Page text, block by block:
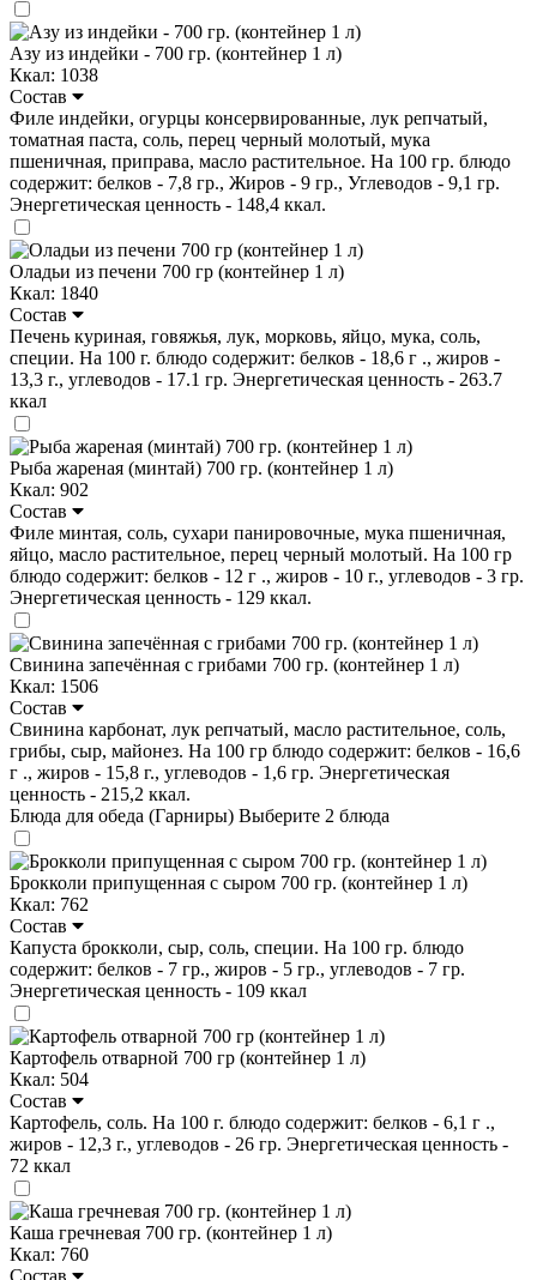
Азу из индейки - 700 гр. (контейнер 1 л)
Ккал: 1038
Состав
Филе индейки, огурцы консервированные, лук репчатый,
томатная паста, соль, перец черный молотый, мука
пшеничная, приправа, масло растительное. На 100 гр. блюдо
содержит: белков - 7,8 гр., Жиров - 9 гр., Углеводов - 9,1 гр.
Энергетическая ценность - 148,4 ккал.
Оладьи из печени 700 гр (контейнер 1 л)
Ккал: 1840
Состав
Печень куриная, говяжья, лук, морковь, яйцо, мука, соль,
специи. На 100 г. блюдо содержит: белков - 18,6 г ., жиров -
13,3 г., углеводов - 17.1 гр. Энергетическая ценность - 263.7
ккал
Рыба жареная (минтай) 700 гр. (контейнер 1 л)
Ккал: 902
Состав
Филе минтая, соль, сухари панировочные, мука пшеничная,
яйцо, масло растительное, перец черный молотый. На 100 гр
блюдо содержит: белков - 12 г ., жиров - 10 г., углеводов - 3 гр.
Энергетическая ценность - 129 ккал.
Свинина запечённая с грибами 700 гр. (контейнер 1 л)
Ккал: 1506
Состав
Свинина карбонат, лук репчатый, масло растительное, соль,
грибы, сыр, майонез. На 100 гр блюдо содержит: белков - 16,6
г ., жиров - 15,8 г., углеводов - 1,6 гр. Энергетическая
ценность - 215,2 ккал.
Блюда для обеда (Гарниры) Выберите 2 блюда
Брокколи припущенная с сыром 700 гр. (контейнер 1 л)
Ккал: 762
Состав
Капуста брокколи, сыр, соль, специи. На 100 гр. блюдо
содержит: белков - 7 гр., жиров - 5 гр., углеводов - 7 гр.
Энергетическая ценность - 109 ккал
Картофель отварной 700 гр (контейнер 1 л)
Ккал: 504
Состав
Картофель, соль. На 100 г. блюдо содержит: белков - 6,1 г .,
жиров - 12,3 г., углеводов - 26 гр. Энергетическая ценность -
72 ккал
Каша гречневая 700 гр. (контейнер 1 л)
Ккал: 760
Состав